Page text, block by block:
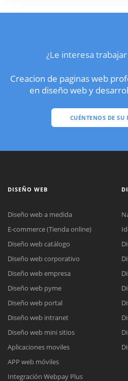
¿Le interesa
Creacion de paginas web
en diseño web y
CUÉNTENOS DE SU
DISEÑO WEB
Diseño web a medida
E-commerce (Tienda online)
Diseño web catálogo
Diseño web corporativo
Diseño web empresa
Diseño web pyme
Diseño web portal
Diseño web intranet
Diseño web mini sitios
Aplicaciones moviles
APP web móviles
Integración Webpay Plus